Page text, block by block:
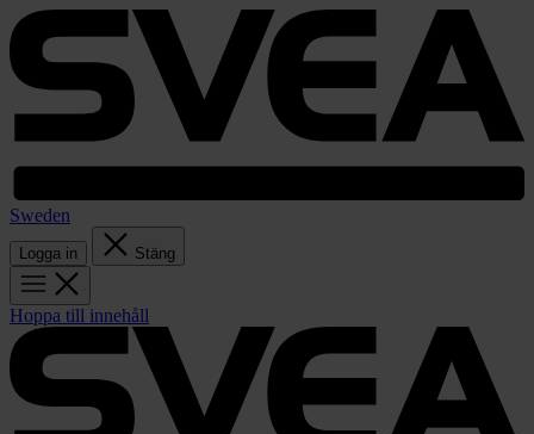
Sweden
Logga in Stäng
Hoppa till innehåll